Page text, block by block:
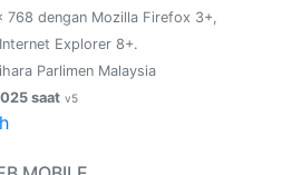
768 dengan Mozilla Firefox 3+,
Explorer 8+.
Parlimen Malaysia
saat v5